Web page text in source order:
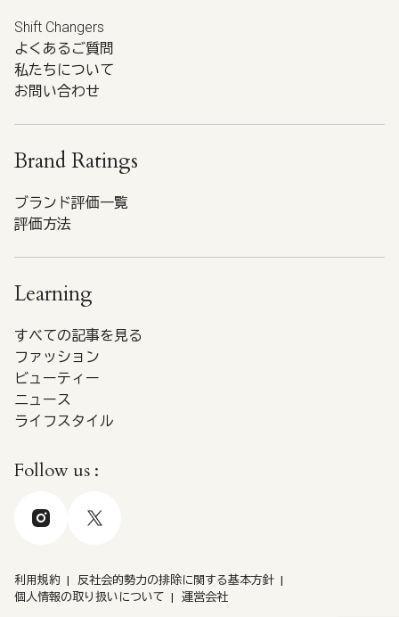
Shift Changers
よくあるご質問
私たちについて
お問い合わせ
Brand Ratings
ブランド評価一覧
評価方法
Learning
すべての記事を見る
ファッション
ビューティー
ニュース
ライフスタイル
Follow us :
利用規約
反社会的勢力の排除に関する基本方針
個人情報の取り扱いについて
運営会社